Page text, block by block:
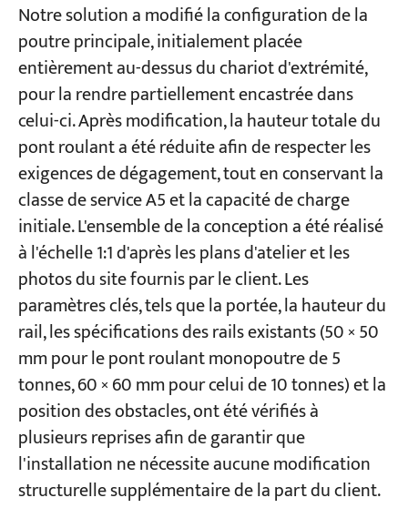
Notre solution a modifié la configuration de la
poutre principale, initialement placée
entièrement au-dessus du chariot d'extrémité,
pour la rendre partiellement encastrée dans
celui-ci. Après modification, la hauteur totale du
pont roulant a été réduite afin de respecter les
exigences de dégagement, tout en conservant la
classe de service A5 et la capacité de charge
initiale. L'ensemble de la conception a été réalisé
à l'échelle 1:1 d'après les plans d'atelier et les
photos du site fournis par le client. Les
paramètres clés, tels que la portée, la hauteur du
rail, les spécifications des rails existants (50 × 50
mm pour le pont roulant monopoutre de 5
tonnes, 60 × 60 mm pour celui de 10 tonnes) et la
position des obstacles, ont été vérifiés à
plusieurs reprises afin de garantir que
l'installation ne nécessite aucune modification
structurelle supplémentaire de la part du client.